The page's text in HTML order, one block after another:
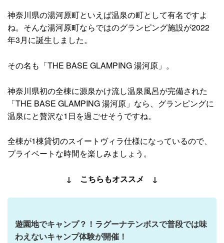
神奈川県の湯河原町といえば温泉の町として有名ですよ
ね。そんな湯河原町ならではのグランピング施設が2022
年3月に誕生しました。
その名も「THE BASE GLAMPING 湯河原」。
神奈川県初の全棟に源泉かけ流し温泉風呂が完備された
「THE BASE GLAMPING 湯河原」なら、グランピングに
温泉にと贅沢な1日を過ごせそうですね。
全棟が1棟貸切のスイートヴィラ仕様になっているので、
プライベートな時間を楽しみましょう。
↓ こちらもオススメ ↓
遊園地でキャンプ？！ラグーナテンボスで普段では味
わえないキャンプ体験が開催！